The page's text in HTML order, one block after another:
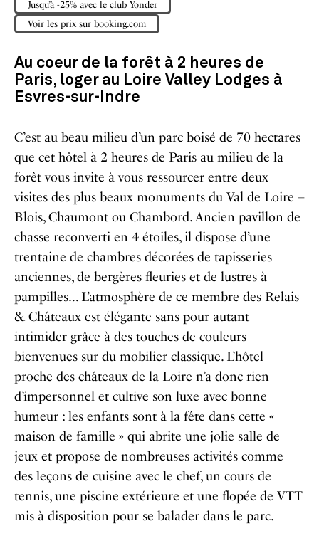
Jusqu’à -25% avec le club Yonder
Voir les prix sur booking.com
Au coeur de la forêt à 2 heures de
Paris, loger au Loire Valley Lodges à
Esvres-sur-Indre
C’est au beau milieu d’un parc boisé de 70 hectares
que cet hôtel à 2 heures de Paris au milieu de la
forêt vous invite à vous ressourcer entre deux
visites des plus beaux monuments du Val de Loire –
Blois, Chaumont ou Chambord. Ancien pavillon de
chasse reconverti en 4 étoiles, il dispose d’une
trentaine de chambres décorées de tapisseries
anciennes, de bergères fleuries et de lustres à
pampilles… L’atmosphère de ce membre des Relais
& Châteaux est élégante sans pour autant
intimider grâce à des touches de couleurs
bienvenues sur du mobilier classique. L’hôtel
proche des châteaux de la Loire n’a donc rien
d’impersonnel et cultive son luxe avec bonne
humeur : les enfants sont à la fête dans cette «
maison de famille » qui abrite une jolie salle de
jeux et propose de nombreuses activités comme
des leçons de cuisine avec le chef, un cours de
tennis, une piscine extérieure et une flopée de VTT
mis à disposition pour se balader dans le parc.